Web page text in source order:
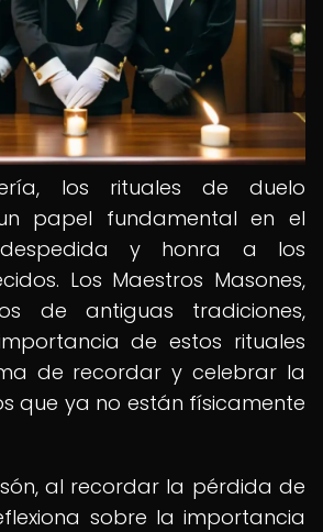
los rituales de duelo
papel fundamental en el
y honra a los
Los Maestros Masones,
de antiguas tradiciones,
de estos rituales
de recordar y celebrar la
que ya no están físicamente
al recordar la pérdida de
sobre la importancia